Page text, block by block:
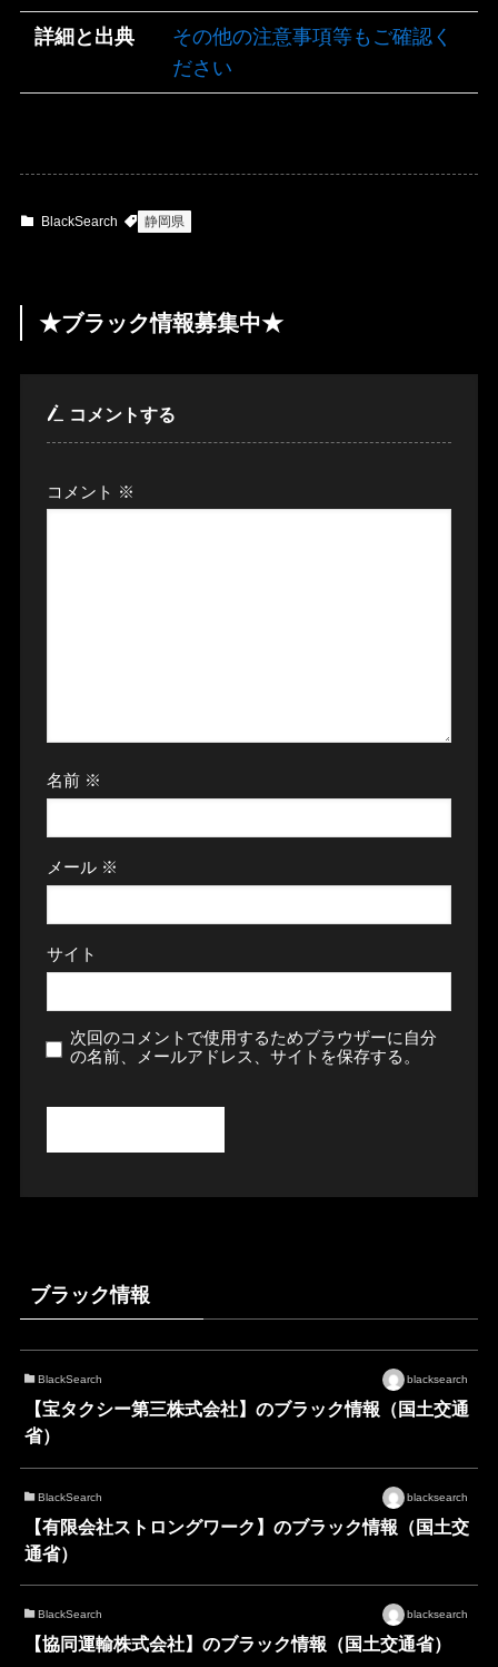
詳細と出典
その他の注意事項等もご確認く
ださい
BlackSearch 静岡県
★ブラック情報募集中★
コメントする
コメント ※
名前 ※
メール ※
サイト
次回のコメントで使用するためブラウザーに自分
の名前、メールアドレス、サイトを保存する。
ブラック情報
BlackSearch blacksearch
【宝タクシー第三株式会社】のブラック情報（国土交通
省）
BlackSearch blacksearch
【有限会社ストロングワーク】のブラック情報（国土交
通省）
BlackSearch blacksearch
【協同運輸株式会社】のブラック情報（国土交通省）